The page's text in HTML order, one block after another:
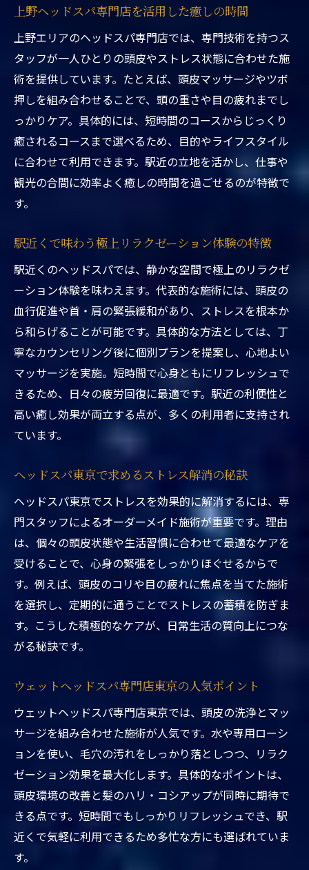
リラックス
忙しい日々に駅近ヘッドスパが選ばれるワ
ケ
ヘッドスパ東京のストレス解消効果を解説
上野ヘッドスパカップル利用のメリット
東京都台東区ヘッドスパ駅近くで始める癒
し習慣
駅からすぐのヘッドスパで日常の疲れをリセッ
ト
ーン
短時間でも満足できる駅近ヘッドスパの魅
力
ヘッドスパ東京で実感する即効リフレッシ
ュ体験
ヘッドスパ東京の選び方と利用ポイント
東京都台東区ヘッドスパ駅近くの予約方法
短時間でリフレッシュしたい方におすすめの東
京都台東区ヘッドスパ
東京都台東区ヘッドスパ駅近くで効率的リ
フレッシュ
上野ヘッドスパ専門店の時短メニューとは
駅近ヘッドスパで仕事帰りリラックス体験
ヘッドスパ東京の短時間施術で得られる効
果
忙しい人向けヘッドスパ東京のおすすめポ
イント
東京都台東区ヘッドスパ駅近くで叶う時短
心身のリラックスを求めるなら駅近のヘッドス
東京都台東区ヘッドスパ駅近くで深いリラ
ックスを得る
上野ヘッドスパ専門店の癒し空間を体験
ストレス解消に役立つヘッドスパ東京の実
上野ヘッドスパ専門店を活用した癒しの時間
上野エリアのヘッドスパ専門店では、専門技術を持つス
タッフが一人ひとりの頭皮やストレス状態に合わせた施
術を提供しています。たとえば、頭皮マッサージやツボ
押しを組み合わせることで、頭の重さや目の疲れまでし
っかりケア。具体的には、短時間のコースからじっくり
癒されるコースまで選べるため、目的やライフスタイル
に合わせて利用できます。駅近の立地を活かし、仕事や
観光の合間に効率よく癒しの時間を過ごせるのが特徴で
す。
駅近くで味わう極上リラクゼーション体験の特徴
駅近くのヘッドスパでは、静かな空間で極上のリラクゼ
ーション体験を味わえます。代表的な施術には、頭皮の
血行促進や首・肩の緊張緩和があり、ストレスを根本か
ら和らげることが可能です。具体的な方法としては、丁
寧なカウンセリング後に個別プランを提案し、心地よい
マッサージを実施。短時間で心身ともにリフレッシュで
きるため、日々の疲労回復に最適です。駅近の利便性と
高い癒し効果が両立する点が、多くの利用者に支持され
ています。
ヘッドスパ東京で求めるストレス解消の秘訣
ヘッドスパ東京でストレスを効果的に解消するには、専
門スタッフによるオーダーメイド施術が重要です。理由
は、個々の頭皮状態や生活習慣に合わせて最適なケアを
受けることで、心身の緊張をしっかりほぐせるからで
す。例えば、頭皮のコリや目の疲れに焦点を当てた施術
を選択し、定期的に通うことでストレスの蓄積を防ぎま
す。こうした積極的なケアが、日常生活の質向上につな
がる秘訣です。
ウェットヘッドスパ専門店東京の人気ポイント
ウェットヘッドスパ専門店東京では、頭皮の洗浄とマッ
サージを組み合わせた施術が人気です。水や専用ローシ
ョンを使い、毛穴の汚れをしっかり落としつつ、リラク
ゼーション効果を最大化します。具体的なポイントは、
頭皮環境の改善と髪のハリ・コシアップが同時に期待で
きる点です。短時間でもしっかりリフレッシュでき、駅
近くで気軽に利用できるため多忙な方にも選ばれていま
す。